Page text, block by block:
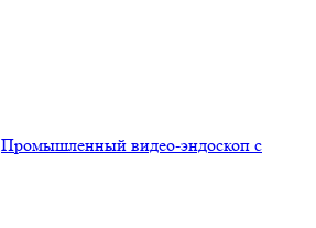
Промышленный видео-эндоскоп с